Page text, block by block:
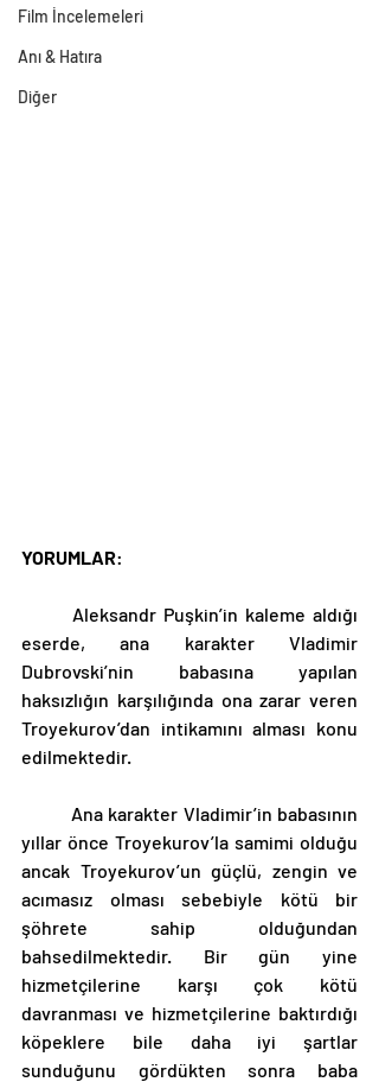
Film İncelemeleri
Anı & Hatıra
Diğer
YORUMLAR:
eserde, ana karakter Vladimir
Dubrovski’nin babasına yapılan
haksızlığın karşılığında ona zarar veren
Troyekurov’dan intikamını alması konu
edilmektedir.
yıllar önce Troyekurov’la samimi olduğu
ancak Troyekurov’un güçlü, zengin ve
acımasız olması sebebiyle kötü bir
şöhrete sahip olduğundan
bahsedilmektedir. Bir gün yine
hizmetçilerine karşı çok kötü
davranması ve hizmetçilerine baktırdığı
köpeklere bile daha iyi şartlar
sunduğunu gördükten sonra baba